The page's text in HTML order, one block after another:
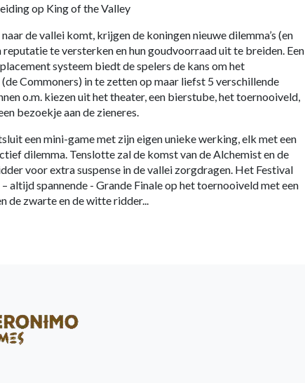
op King of the Valley
de vallei komt, krijgen de koningen nieuwe dilemma’s (en
reputatie te versterken en hun goudvoorraad uit te breiden. Een
systeem biedt de spelers de kans om het
Commoners) in te zetten op maar liefst 5 verschillende
o.m. kiezen uit het theater, een bierstube, het toernooiveld,
bezoekje aan de zieneres.
een mini-game met zijn eigen unieke werking, elk met een
dilemma. Tenslotte zal de komst van de Alchemist en de
voor extra suspense in de vallei zorgdragen. Het Festival
altijd spannende - Grande Finale op het toernooiveld met een
de zwarte en de witte ridder...